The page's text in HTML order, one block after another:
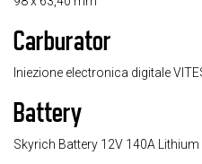
Carburator
Iniezione electronica digitale
Battery
Skyrich Battery 12V 140A Lithium